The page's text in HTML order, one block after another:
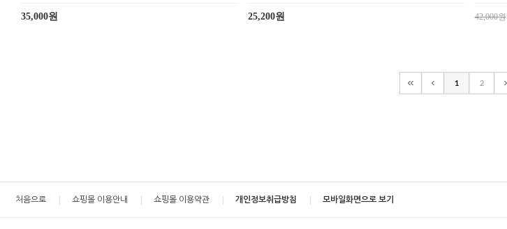
35,000원 25,200원 42,000원
1 2
처음으로 쇼핑몰 이용안내 쇼핑몰 이용약관 개인정보취급방침 모바일화면으로 보기